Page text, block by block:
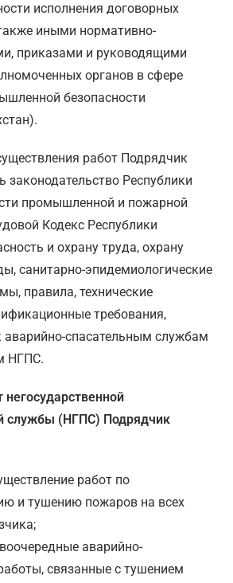
исполнения договорных
иными нормативно-
приказами и руководящими
органов в сфере
безопасности
работ Подрядчик
законодательство Республики
промышленной и пожарной
Кодекс Республики
и охрану труда, охрану
санитарно-эпидемиологические
правила, технические
требования,
спасательным службам
НГПС.
негосударственной
службы (НГПС) Подрядчик
работ по
и тушению пожаров на всех
аварийно-
связанные с тушением